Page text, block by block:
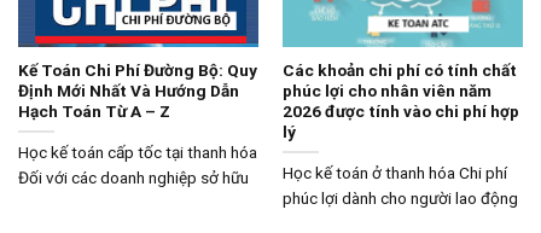
Kế Toán Chi Phí Đường Bộ: Quy
Định Mới Nhất Và Hướng Dẫn
Hạch Toán Từ A – Z
Học kế toán cấp tốc tại thanh hóa
Đối với các doanh nghiệp sở hữu
Các khoản chi phí có tính chất
phúc lợi cho nhân viên năm
2026 được tính vào chi phí hợp
lý
Học kế toán ở thanh hóa Chi phí
phúc lợi dành cho người lao động